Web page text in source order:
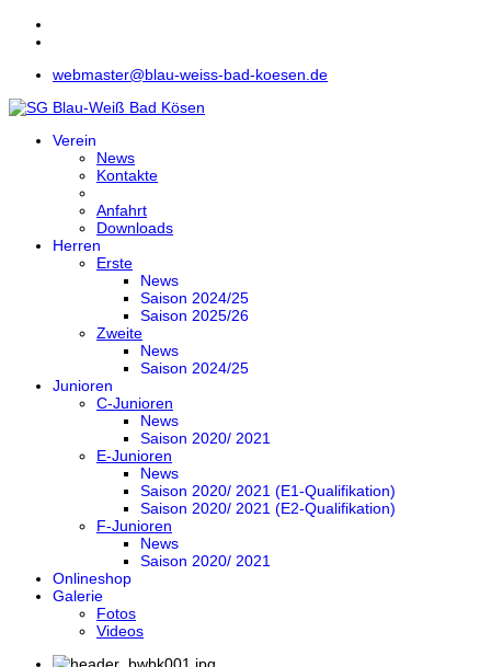
webmaster@blau-weiss-bad-koesen.de
Verein
News
Kontakte
Anfahrt
Downloads
Herren
Erste
News
Saison 2024/25
Saison 2025/26
Zweite
News
Saison 2024/25
Junioren
C-Junioren
News
Saison 2020/ 2021
E-Junioren
News
Saison 2020/ 2021 (E1-Qualifikation)
Saison 2020/ 2021 (E2-Qualifikation)
F-Junioren
News
Saison 2020/ 2021
Onlineshop
Galerie
Fotos
Videos